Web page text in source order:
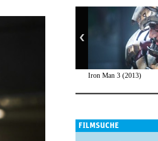
Iron Man 3 (2013)
FILMSUCHE